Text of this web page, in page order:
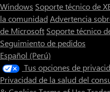
Windows Soporte técnico de
la comunidad Advertencia
de Microsoft Soporte técnico
Seguimiento de pedidos
Español (Perú)
Tus opciones de
Privacidad de la salud del